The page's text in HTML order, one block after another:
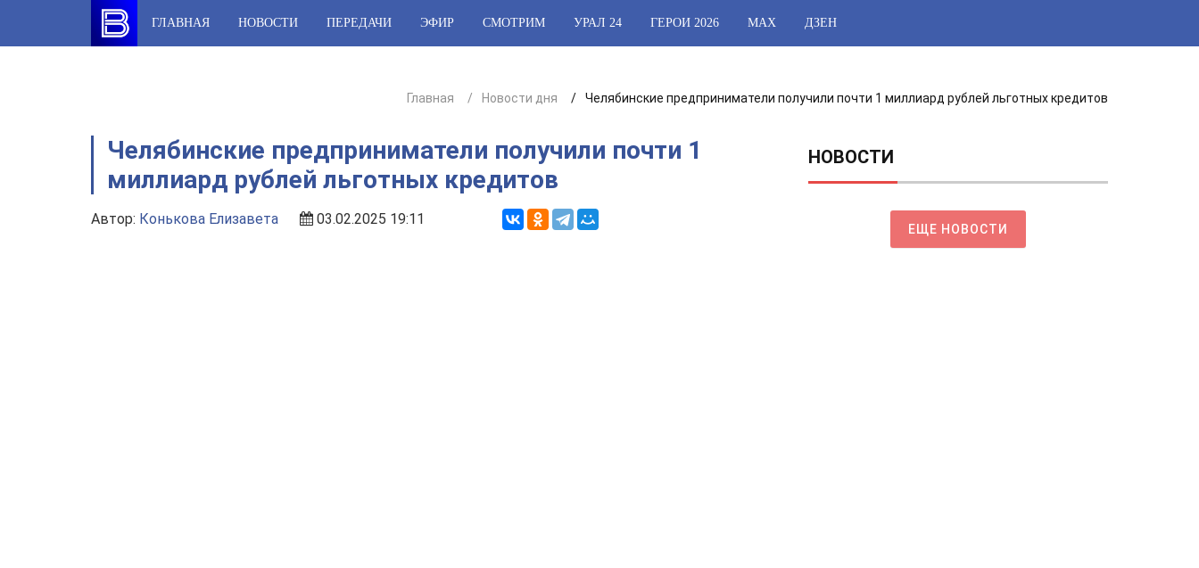
content
ГЛАВНАЯ НОВОСТИ ПЕРЕДАЧИ ЭФИР СМОТРИМ УРАЛ 24 ГЕРОИ 2026 МАХ ДЗЕН
Главная Новости дня Челябинские предприниматели получили почти 1 миллиард рублей льготных кредитов
Челябинские предприниматели получили почти 1
миллиард рублей льготных кредитов
Автор: Конькова Елизавета 03.02.2025 19:11
НОВОСТИ
ЕЩЕ НОВОСТИ